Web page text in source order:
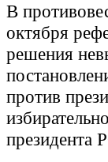
В
октября
решения
против
президента